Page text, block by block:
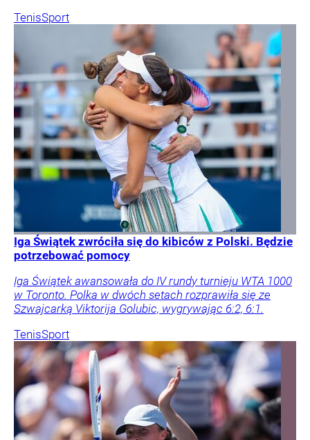
TenisSport
Iga Świątek zwróciła się do kibiców z Polski. Będzie
potrzebować pomocy
Iga Świątek awansowała do IV rundy turnieju WTA 1000
w Toronto. Polka w dwóch setach rozprawiła się ze
Szwajcarką Viktorija Golubic, wygrywając 6:2, 6:1.
TenisSport